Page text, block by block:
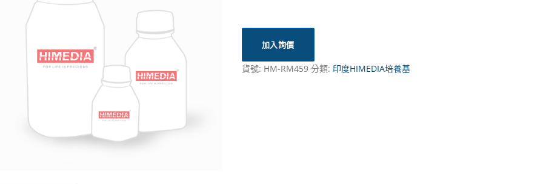
加入詢價
貨號: HM-RM459 分類: 印度HIMEDIA培養基